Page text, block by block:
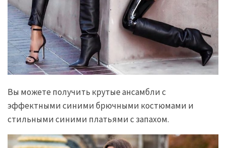
Вы можете получить крутые ансамбли с
эффектными синими брючными костюмами и
стильными синими платьями с запахом.